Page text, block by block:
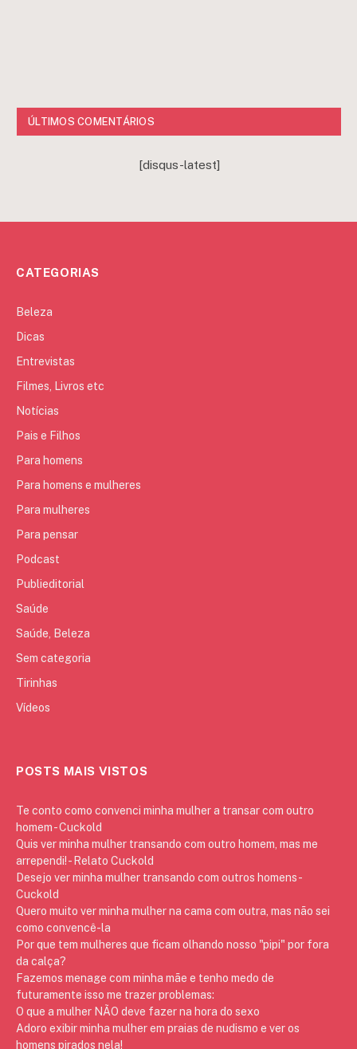
ÚLTIMOS COMENTÁRIOS
[disqus-latest]
CATEGORIAS
Beleza
Dicas
Entrevistas
Filmes, Livros etc
Notícias
Pais e Filhos
Para homens
Para homens e mulheres
Para mulheres
Para pensar
Podcast
Publieditorial
Saúde
Saúde, Beleza
Sem categoria
Tirinhas
Vídeos
POSTS MAIS VISTOS
Te conto como convenci minha mulher a transar com outro
homem - Cuckold
Quis ver minha mulher transando com outro homem, mas me
arrependi! - Relato Cuckold
Desejo ver minha mulher transando com outros homens -
Cuckold
Quero muito ver minha mulher na cama com outra, mas não sei
como convencê-la
Por que tem mulheres que ficam olhando nosso "pipi" por fora
da calça?
Fazemos menage com minha mãe e tenho medo de
futuramente isso me trazer problemas:
O que a mulher NÃO deve fazer na hora do sexo
Adoro exibir minha mulher em praias de nudismo e ver os
homens pirados nela!